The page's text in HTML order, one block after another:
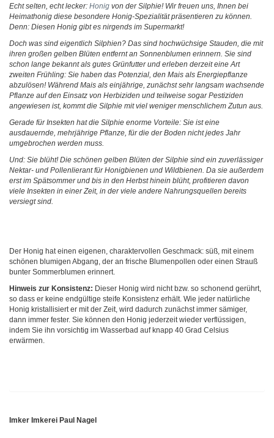
Echt selten, echt lecker: Honig von der Silphie! Wir freuen uns, Ihnen bei
Heimathonig diese besondere Honig-Spezialität präsentieren zu können.
Denn: Diesen Honig gibt es nirgends im Supermarkt!
Doch was sind eigentlich Silphien? Das sind hochwüchsige Stauden, die mit
ihren großen gelben Blüten entfernt an Sonnenblumen erinnern. Sie sind
schon lange bekannt als gutes Grünfutter und erleben derzeit eine Art
zweiten Frühling: Sie haben das Potenzial, den Mais als Energiepflanze
abzulösen! Während Mais als einjährige, zunächst sehr langsam wachsende
Pflanze auf den Einsatz von Herbiziden und teilweise sogar Pestiziden
angewiesen ist, kommt die Silphie mit viel weniger menschlichem Zutun aus.
Gerade für Insekten hat die Silphie enorme Vorteile: Sie ist eine
ausdauernde, mehrjährige Pflanze, für die der Boden nicht jedes Jahr
umgebrochen werden muss.
Und: Sie blüht! Die schönen gelben Blüten der Silphie sind ein zuverlässiger
Nektar- und Pollenlierant für Honigbienen und Wildbienen. Da sie außerdem
erst im Spätsommer und bis in den Herbst hinein blüht, profitieren davon
viele Insekten in einer Zeit, in der viele andere Nahrungsquellen bereits
versiegt sind.
Der Honig hat einen eigenen, charaktervollen Geschmack: süß, mit einem
schönen blumigen Abgang, der an frische Blumenpollen oder einen Strauß
bunter Sommerblumen erinnert.
Hinweis zur Konsistenz: Dieser Honig wird nicht bzw. so schonend gerührt,
so dass er keine endgültige steife Konsistenz erhält. Wie jeder natürliche
Honig kristallisiert er mit der Zeit, wird dadurch zunächst immer sämiger,
dann immer fester. Sie können den Honig jederzeit wieder verflüssigen,
indem Sie ihn vorsichtig im Wasserbad auf knapp 40 Grad Celsius
erwärmen.
Imker Imkerei Paul Nagel